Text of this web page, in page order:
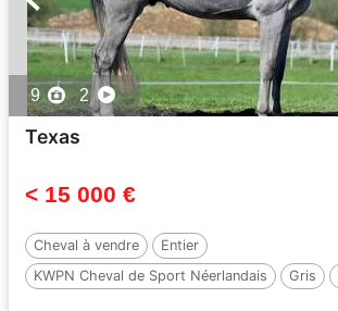
9 2
Texas
< 15 000 €
Cheval à vendre
Entier
KWPN Cheval de Sport Néerlandais
Gris